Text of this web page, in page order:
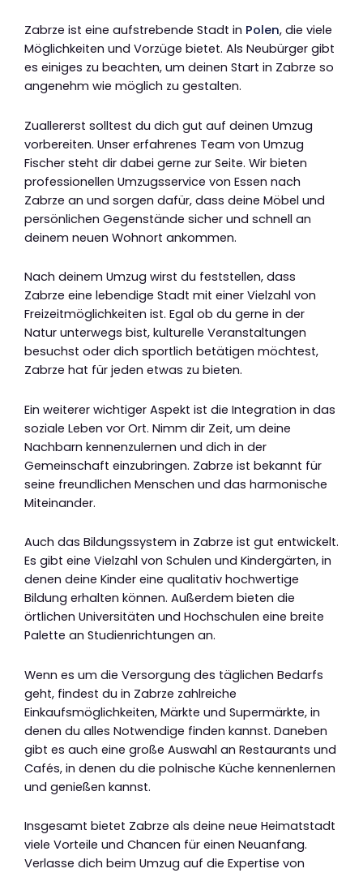
Zabrze ist eine aufstrebende Stadt in Polen, die viele
Möglichkeiten und Vorzüge bietet. Als Neubürger gibt
es einiges zu beachten, um deinen Start in Zabrze so
angenehm wie möglich zu gestalten.
Zuallererst solltest du dich gut auf deinen Umzug
vorbereiten. Unser erfahrenes Team von Umzug
Fischer steht dir dabei gerne zur Seite. Wir bieten
professionellen Umzugsservice von Essen nach
Zabrze an und sorgen dafür, dass deine Möbel und
persönlichen Gegenstände sicher und schnell an
deinem neuen Wohnort ankommen.
Nach deinem Umzug wirst du feststellen, dass
Zabrze eine lebendige Stadt mit einer Vielzahl von
Freizeitmöglichkeiten ist. Egal ob du gerne in der
Natur unterwegs bist, kulturelle Veranstaltungen
besuchst oder dich sportlich betätigen möchtest,
Zabrze hat für jeden etwas zu bieten.
Ein weiterer wichtiger Aspekt ist die Integration in das
soziale Leben vor Ort. Nimm dir Zeit, um deine
Nachbarn kennenzulernen und dich in der
Gemeinschaft einzubringen. Zabrze ist bekannt für
seine freundlichen Menschen und das harmonische
Miteinander.
Auch das Bildungssystem in Zabrze ist gut entwickelt.
Es gibt eine Vielzahl von Schulen und Kindergärten, in
denen deine Kinder eine qualitativ hochwertige
Bildung erhalten können. Außerdem bieten die
örtlichen Universitäten und Hochschulen eine breite
Palette an Studienrichtungen an.
Wenn es um die Versorgung des täglichen Bedarfs
geht, findest du in Zabrze zahlreiche
Einkaufsmöglichkeiten, Märkte und Supermärkte, in
denen du alles Notwendige finden kannst. Daneben
gibt es auch eine große Auswahl an Restaurants und
Cafés, in denen du die polnische Küche kennenlernen
und genießen kannst.
Insgesamt bietet Zabrze als deine neue Heimatstadt
viele Vorteile und Chancen für einen Neuanfang.
Verlasse dich beim Umzug auf die Expertise von